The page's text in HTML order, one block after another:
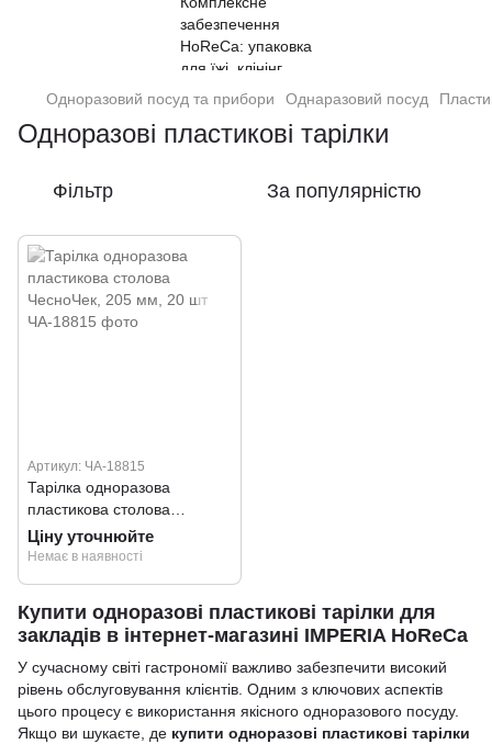
Одноразовий посуд та прибори Однаразовий посуд
Одноразові пластикові тарілки
Фільтр За популярністю
Артикул: ЧА-18815
Тарілка одноразова
пластикова столова
ЧесноЧек, 205 мм, 20 шт
Ціну уточнюйте
Немає в наявності
Купити одноразові пластикові тарілки для
закладів в інтернет-магазині IMPERIA HoReCa
У сучасному світі гастрономії важливо забезпечити високий
рівень обслуговування клієнтів. Одним з ключових аспектів
цього процесу є використання якісного одноразового посуду.
Якщо ви шукаєте, де купити одноразові пластикові тарілки